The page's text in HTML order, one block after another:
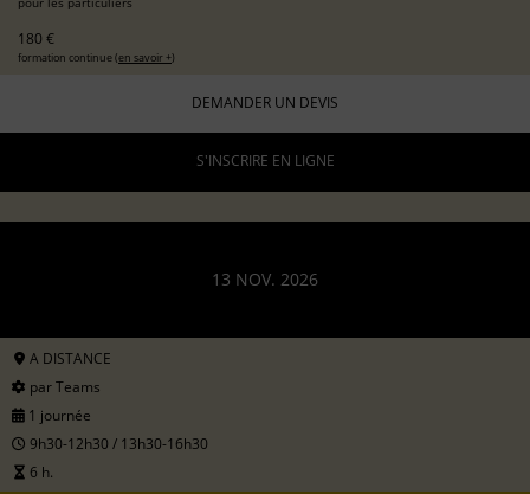
180 €
formation continue (en savoir +)
DEMANDER UN DEVIS
S'INSCRIRE EN LIGNE
13 NOV. 2026
A DISTANCE
par Teams
1 journée
9h30-12h30 / 13h30-16h30
6 h.